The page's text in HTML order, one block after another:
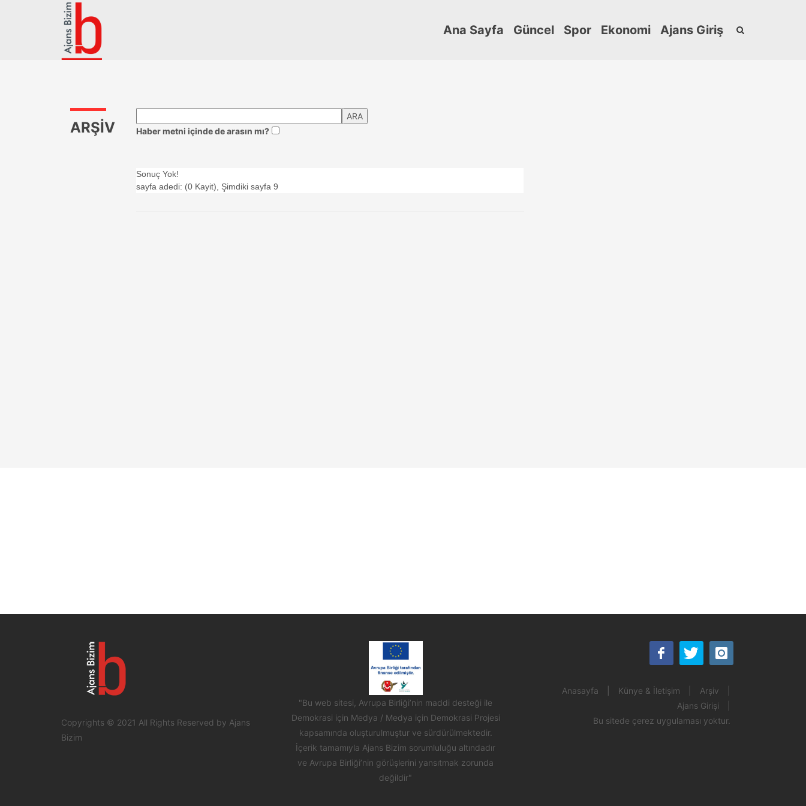
Ana Sayfa Güncel Spor Ekonomi Ajans Giriş
ARŞİV Haber metni içinde de arasın mı?
ARA
Sonuç Yok!
sayfa adedi: (0 Kayit), Şimdiki sayfa 9
Copyrights © 2021 All Rights Reserved by Ajans
Bizim
"Bu web sitesi, Avrupa Birliği’nin maddi desteği ile
Demokrasi için Medya / Medya için Demokrasi Projesi
kapsamında oluşturulmuştur ve sürdürülmektedir.
İçerik tamamıyla Ajans Bizim sorumluluğu altındadır
ve Avrupa Birliği’nin görüşlerini yansıtmak zorunda
değildir"
Anasayfa Künye & İletişim Arşiv
Ajans Girişi
Bu sitede çerez uygulaması yoktur.